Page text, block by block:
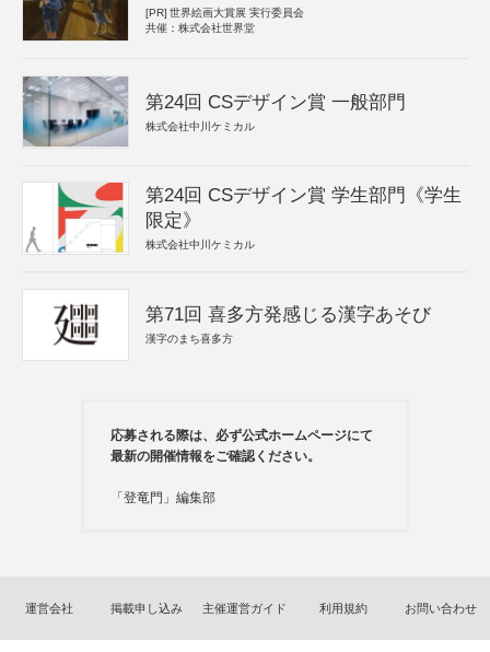
[PR] 世界絵画大賞展 実行委員会
共催：株式会社世界堂
第24回 CSデザイン賞 一般部門
株式会社中川ケミカル
第24回 CSデザイン賞 学生部門《学生
限定》
株式会社中川ケミカル
第71回 喜多方発感じる漢字あそび
漢字のまち喜多方
応募される際は、必ず公式ホームページにて
最新の開催情報をご確認ください。
「登竜門」編集部
運営会社 掲載申し込み 主催運営ガイド 利用規約 お問い合わせ